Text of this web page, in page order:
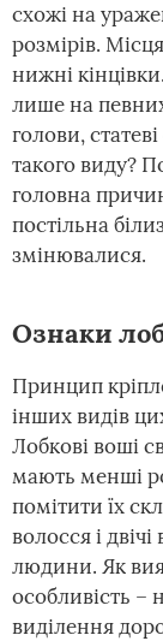
схожі на
розмірів.
нижні
лише на
голови,
такого виду?
головна
постільна
змінювалися.
Ознаки
Принцип
інших видів
Лобкові воші
мають менші
помітити їх
волосся і
людини. Як
особливість –
виділення